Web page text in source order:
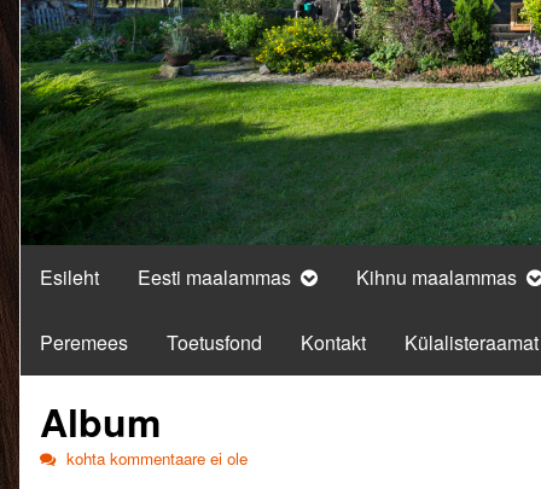
Esileht Eesti maalammas Kihnu maalammas
Peremees Toetusfond Kontakt Külalisteraamat
Album
Album
kohta kommentaare ei ole